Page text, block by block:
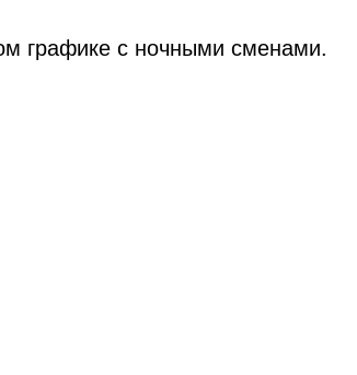
графике с ночными сменами.